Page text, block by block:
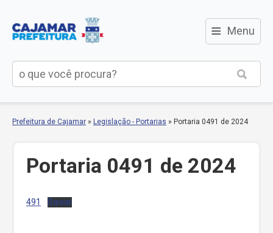
≡ Menu
Prefeitura de Cajamar » Legislação - Portarias » Portaria 0491 de 2024
Portaria 0491 de 2024
491 Baixar